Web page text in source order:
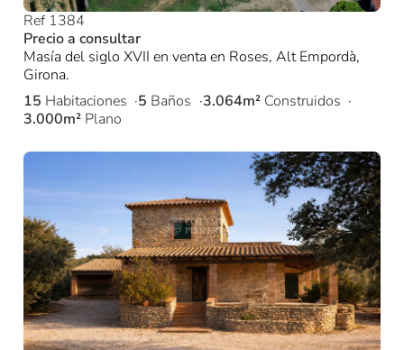
Ref 1384
Precio a consultar
Masía del siglo XVII en venta en Roses, Alt Empordà,
Girona.
15 Habitaciones 5 Baños 3.064m² Construidos
3.000m² Plano